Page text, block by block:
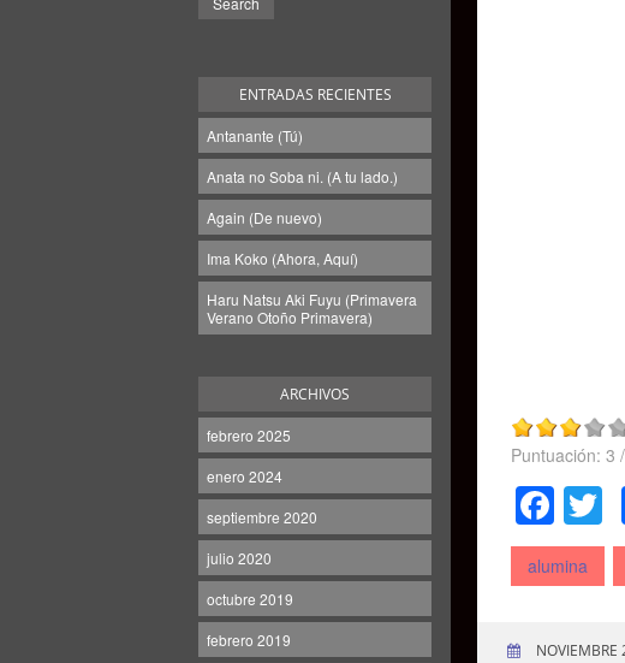
ENTRADAS RECIENTES
Antanante (Tú)
Anata no Soba ni. (A tu lado.)
Again (De nuevo)
Ima Koko (Ahora, Aquí)
Haru Natsu Aki Fuyu (Primavera
Verano Otoño Primavera)
ARCHIVOS
febrero 2025
enero 2024
septiembre 2020
julio 2020
octubre 2019
febrero 2019
Puntuación: 3
alumina